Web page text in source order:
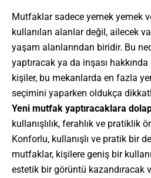
Mutfaklar sadece yemek yemek
kullanılan alanlar değil, ailecek
yaşam alanlarından biridir. Bu
yaptıracak ya da inşası
kişiler, bu mekanlarda en fazla
seçimini yaparken oldukça
Yeni mutfak yaptıracaklara
kullanışlılık, ferahlık ve pratiklik
Konforlu, kullanışlı ve pratik bir
mutfaklar, kişilere geniş bir
estetik bir görüntü kazandıracak